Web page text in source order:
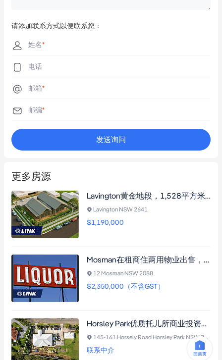
请添加联系方式以便联系您：
姓名*
电话
邮箱*
邮编*
发送询问
更多房源
Lavington黄金地段，1,528平方米双地块，双面临街，显耀转角，已获DA许可的60名额托儿所，投资良机！
Lavington NSW 2641
$1,190,000
Mosman在租商住两用物业出售，黄金零售地段，长期商业租约，多元化商业收入
12 Mosman NSW 2088
$2,350,000（不含GST）
Horsley Park优质托儿所商业投资项目，大面积土地持有，长期稳定租约
145-161 Horsely Road Horsley Park NSW 2175
联系中介